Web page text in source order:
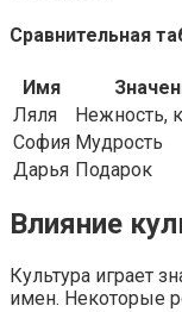
Сравнительная
Имя
Ляля
Нежность,
София Мудрость
Дарья Подарок
Влияние
Культура играет
имен. Некоторые